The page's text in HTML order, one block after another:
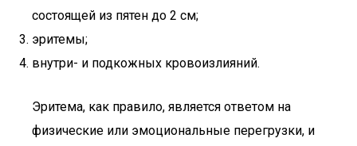
состоящей из пятен до 2 см;
эритемы;
внутри- и подкожных кровоизлияний.
Эритема, как правило, является ответом на
физические или эмоциональные перегрузки, и